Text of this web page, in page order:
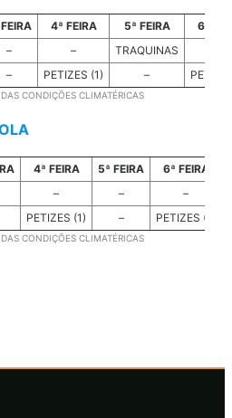
4ª FEIRA 5ª FEIRA
6ª
– – TRAQUINAS
– PETIZES (1) –
CONDIÇÕES CLIMATÉRICAS
4ª FEIRA 5ª FEIRA
6ª FEIRA
– –
–
PETIZES (1) – PETIZES (1)
CONDIÇÕES CLIMATÉRICAS